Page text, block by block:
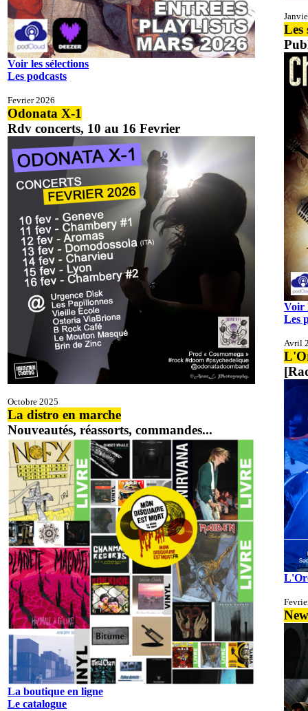
Voir les sélections
Les podcasts
Fevrier 2026
Odonata X-1
Rdv concerts, 10 au 16 Fevrier
Octobre 2025
La distro en marche
Nouveautés, réassorts, commandes...
La boutique en ligne
Le catalogue
Les
Voir
Les
Avril